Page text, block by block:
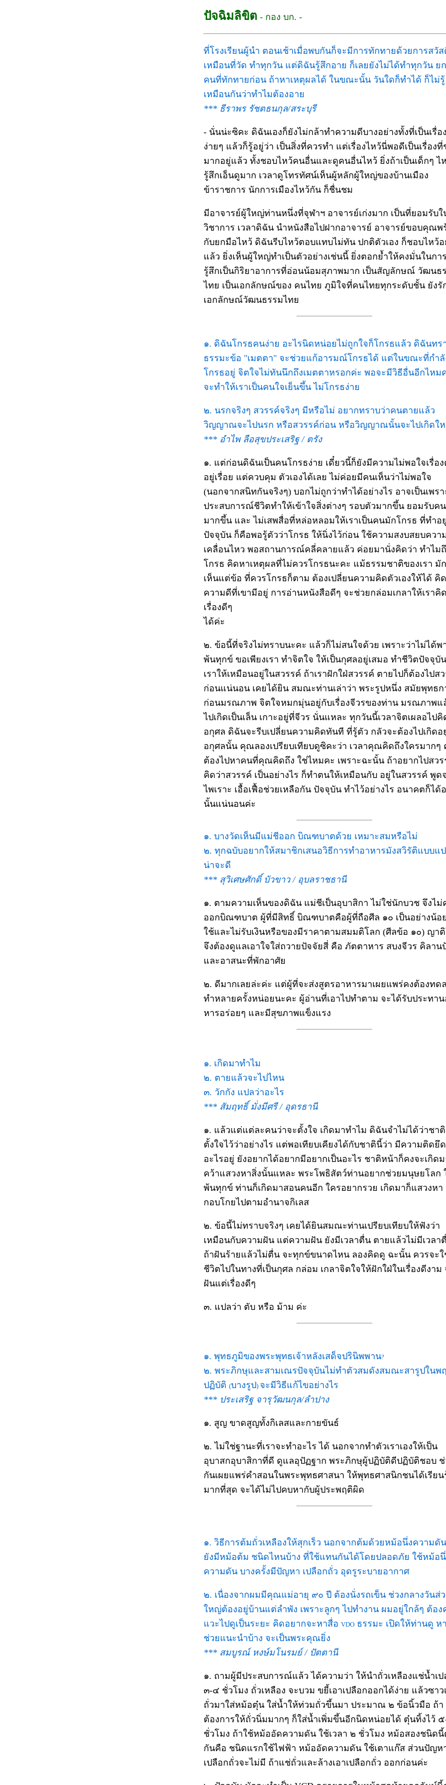
ปัจฉิมลิขิต - กอง บก. -
ที่โรงเรียนผู้นำ ตอนเช้าเมื่อพบกันก็จะมีการทักทายด้วยการสวัส
เหมือนที่วัด ทำทุกวัน แต่ดิฉันรู้สึกอาย ก็เลยยังไม่ได้ทำทุกวัน ย
คนที่ทักทายก่อน ถ้าหาเหตุผลได้ ในขณะนั้น วันใดก็ทำได้ ก็ไม่รู้
เหมือนกันว่าทำไมต้องอาย
*** ธีราพร รัชตธนกุล/สระบุรี
- นั่นน่ะซิคะ ดิฉันเองก็ยังไม่กล้าทำความดีบางอย่างทั้งที่เป็นเรื่อง
ง่ายๆ แล้วก็รู้อยู่ว่า เป็นสิ่งที่ควรทำ แต่เรื่องไหว้นี่พอดีเป็นเรื่อง
มากอยู่แล้ว ทั้งชอบไหว้คนอื่นและดูคนอื่นไหว้ ยิ่งถ้าเป็นเด็กๆ ไ
รู้สึกเอ็นดูมาก เวลาดูโทรทัศน์เห็นผู้หลักผู้ใหญ่ของบ้านเมือง
ข้าราชการ นักการเมืองไหว้กัน ก็ชื่นชม
มีอาจารย์ผู้ใหญ่ท่านหนึ่งที่จุฬาฯ อาจารย์เก่งมาก เป็นที่ยอมรับใ
วิชาการ เวลาดิฉัน นำหนังสือไปฝากอาจารย์ อาจารย์ขอบคุณพ
กับยกมือไหว้ ดิฉันรีบไหว้ตอบแทบไม่ทัน ปกติตัวเอง ก็ชอบไหว้อ
แล้ว ยิ่งเห็นผู้ใหญ่ทำเป็นตัวอย่างเช่นนี้ ยิ่งตอกย้ำให้คงมั่นในกา
รู้สึกเป็นกิริยาอาการที่อ่อนน้อมสุภาพมาก เป็นสัญลักษณ์ วัฒนธ
ไทย เป็นเอกลักษณ์ของ คนไทย ภูมิใจที่คนไทยทุกระดับชั้น ยังรั
เอกลักษณ์วัฒนธรรมไทย
๑. ดิฉันโกรธคนง่าย อะไรนิดหน่อยไม่ถูกใจก็โกรธแล้ว ดิฉันทร
ธรรมะข้อ "เมตตา" จะช่วยแก้อารมณ์โกรธได้ แต่ในขณะที่กำลั
โกรธอยู่ จิตใจไม่ทันนึกถึงเมตตาหรอกค่ะ พอจะมีวิธีอื่นอีกไหม
จะทำให้เราเป็นคนใจเย็นขึ้น ไม่โกรธง่าย
๒. นรกจริงๆ สวรรค์จริงๆ มีหรือไม่ อยากทราบว่าคนตายแล้ว
วิญญาณจะไปนรก หรือสวรรค์ก่อน หรือวิญญาณนั้นจะไปเกิดให
*** อำไพ ลือสุขประเสริฐ / ตรัง
๑. แต่ก่อนดิฉันเป็นคนโกรธง่าย เดี๋ยวนี้ก็ยังมีความไม่พอใจเรื่อง
อยู่เรื่อย แต่ควบคุม ตัวเองได้เลย ไม่ค่อยมีคนเห็นว่าไม่พอใจ
(นอกจากสนิทกันจริงๆ) บอกไม่ถูกว่าทำได้อย่างไร อาจเป็นเพรา
ประสบการณ์ชีวิตทำให้เข้าใจสิ่งต่างๆ รอบตัวมากขึ้น ยอมรับค
มากขึ้น และ ไม่เสพสื่อที่หล่อหลอมให้เราเป็นคนมักโกรธ ที่ทำอ
ปัจจุบัน ก็คือพอรู้ตัวว่าโกรธ ให้นิ่งไว้ก่อน ใช้ความสงบสยบควา
เคลื่อนไหว พอสถานการณ์คลี่คลายแล้ว ค่อยมานั่งคิดว่า ทำไม
โกรธ คิดหาเหตุผลที่ไม่ควรโกรธนะคะ แม้ธรรมชาติของเรา มั
เห็นแต่ข้อ ที่ควรโกรธก็ตาม ต้องเปลี่ยนความคิดตัวเองให้ได้ คิ
ความดีที่เขามีอยู่ การอ่านหนังสือดีๆ จะช่วยกล่อมเกลาให้เราคิ
เรื่องดีๆ
ได้ค่ะ
๒. ข้อนี้ที่จริงไม่ทราบนะคะ แล้วก็ไม่สนใจด้วย เพราะว่าไม่ได้พ
พ้นทุกข์ ขอเพียงเรา ทำจิตใจ ให้เป็นกุศลอยู่เสมอ ทำชีวิตปัจจุบั
เราให้เหมือนอยู่ในสวรรค์ ถ้าเราฝักใฝ่สวรรค์ ตายไปก็ต้องไปส
ก่อนแน่นอน เคยได้ยิน สมณะท่านเล่าว่า พระรูปหนึ่ง สมัยพุทธก
ก่อนมรณภาพ จิตใจหมกมุ่นอยู่กับเรื่องจีวรของท่าน มรณภาพแ
ไปเกิดเป็นเล็น เกาะอยู่ที่จีวร นั่นแหละ ทุกวันนี้เวลาจิตเผลอไปคิ
อกุศล ดิฉันจะรีบเปลี่ยนความคิดทันที ที่รู้ตัว กลัวจะต้องไปเกิดอ
อกุศลนั้น คุณลองเปรียบเทียบดูซิคะว่า เวลาคุณคิดถึงใครมากๆ
ต้องไปหาคนที่คุณคิดถึง ใช่ไหมคะ เพราะฉะนั้น ถ้าอยากไปสวร
คิดว่าสวรรค์ เป็นอย่างไร ก็ทำตนให้เหมือนกับ อยู่ในสวรรค์ พูด
ไพเราะ เอื้อเฟื้อช่วยเหลือกัน ปัจจุบัน ทำไว้อย่างไร อนาคตก็ได้
นั้นแน่นอนค่ะ
๑. บางวัดเห็นมีแม่ชีออก บิณฑบาตด้วย เหมาะสมหรือไม่
๒. ทุกฉบับอยากให้สมาชิกเสนอวิธีการทำอาหารมังสวิรัติแบบแ
น่าจะดี
*** สุวิเศษศักดิ์ บัวขาว / อุบลราชธานี
๑. ตามความเห็นของดิฉัน แม่ชีเป็นอุบาสิกา ไม่ใช่นักบวช จึงไม่
ออกบิณฑบาต ผู้ที่มีสิทธิ์ บิณฑบาตคือผู้ที่ถือศีล ๑๐ เป็นอย่างน้อ
ใช้และไม่รับเงินหรือของมีราคาตามสมมติโลก (ศีลข้อ ๑๐) ญา
จึงต้องดูแลเอาใจใส่ถวายปัจจัยสี่ คือ ภัตตาหาร สบงจีวร คิลาน
และอาสนะที่พักอาศัย
๒. ดีมากเลยล่ะค่ะ แต่ผู้ที่จะส่งสูตรอาหารมาเผยแพร่คงต้องทด
ทำหลายครั้งหน่อยนะคะ ผู้อ่านที่เอาไปทำตาม จะได้รับประทาน
หารอร่อยๆ และมีสุขภาพแข็งแรง
๑. เกิดมาทำไม
๒. ตายแล้วจะไปไหน
๓. วักกัง แปลว่าอะไร
*** สัมฤทธิ์ มั่งมีศรี / อุดรธานี
๑. แล้วแต่แต่ละคนว่าจะตั้งใจ เกิดมาทำไม ดิฉันจำไม่ได้ว่าชา
ตั้งใจไว้ว่าอย่างไร แต่พอเทียบเคียงได้กับชาตินี้ว่า มีความติดยึด
อะไรอยู่ ยังอยากได้อยากมีอยากเป็นอะไร ชาติหน้าก็คงจะเกิด
คว้าแสวงหาสิ่งนั้นแหละ พระโพธิสัตว์ท่านอยากช่วยมนุษยโลก
พ้นทุกข์ ท่านก็เกิดมาสอนคนอีก ใครอยากรวย เกิดมาก็แสวงหา
กอบโกยไปตามอำนาจกิเลส
๒. ข้อนี้ไม่ทราบจริงๆ เคยได้ยินสมณะท่านเปรียบเทียบให้ฟังว่า
เหมือนกับความฝัน แต่ความฝัน ยังมีเวลาตื่น ตายแล้วไม่มีเวลา
ถ้าฝันร้ายแล้วไม่ตื่น จะทุกข์ขนาดไหน ลองคิดดู ฉะนั้น ควรจะ
ชีวิตไปในทางที่เป็นกุศล กล่อม เกลาจิตใจให้ฝักใฝ่ในเรื่องดีงาม
ฝันแต่เรื่องดีๆ
๓. แปลว่า ตับ หรือ ม้าม ค่ะ
๑. พุทธภูมิของพระพุทธเจ้าหลังเสด็จปรินิพพาน?
๒. พระภิกษุและสามเณรปัจจุบันไม่ทำตัวสมดังสมณะสารูปในพ
ปฏิบัติ (บางรูป) จะมีวิธีแก้ไขอย่างไร
*** ประเสริฐ จารุวัฒนกุล/ลำปาง
๑. สูญ ขาดสูญทั้งกิเลสและกายขันธ์
๒. ไม่ใช่ฐานะที่เราจะทำอะไร ได้ นอกจากทำตัวเราเองให้เป็น
อุบาสกอุบาสิกาที่ดี ดูแลอุปัฏฐาก พระภิกษุผู้ปฏิบัติดีปฏิบัติชอบ ช่
กันเผยแพร่คำสอนในพระพุทธศาสนา ให้พุทธศาสนิกชนได้เรียน
มากที่สุด จะได้ไม่ไปคบหากับผู้ประพฤติผิด
๑. วิธีการต้มถั่วเหลืองให้สุกเร็ว นอกจากต้มด้วยหม้อนึ่งความดั
ยังมีหม้อต้ม ชนิดไหนบ้าง ที่ใช้แทนกันได้โดยปลอดภัย ใช้หม้อ
ความดัน บางครั้งมีปัญหา เปลือกถั่ว อุดรูระบายอากาศ
๒. เนื่องจากผมมีคุณแม่อายุ ๙๐ ปี ต้องนั่งรถเข็น ช่วงกลางวันส่
ใหญ่ต้องอยู่บ้านแต่ลำพัง เพราะลูกๆ ไปทำงาน ผมอยู่ใกล้ๆ ต้อง
แวะไปดูเป็นระยะ คิดอยากจะหาสื่อ VDO ธรรมะ เปิดให้ท่านดู ห
ช่วยแนะนำบ้าง จะเป็นพระคุณยิ่ง
*** สมบูรณ์ หงษ์มโนรมย์ / ปัตตานี
๑. ถามผู้มีประสบการณ์แล้ว ได้ความว่า ให้นำถั่วเหลืองแช่น้ำเป
๓-๔ ชั่วโมง ถั่วเหลือง จะบวม ขยี้เอาเปลือกออกได้ง่าย แล้วซาว
ถั่วมาใส่หม้อตุ๋น ใส่น้ำให้ท่วมถั่วขึ้นมา ประมาณ ๒ ข้อนิ้วมือ ถ้า
ต้องการให้ถั่วนิ่มมากๆ ก็ใส่น้ำเพิ่มขึ้นอีกนิดหน่อยได้ ตุ๋นทิ้งไว้
ชั่วโมง ถ้าใช้หม้ออัดความดัน ใช้เวลา ๒ ชั่วโมง หม้อสองชนิดนี้
กันคือ ชนิดแรกใช้ไฟฟ้า หม้ออัดความดัน ใช้เตาแก๊ส ส่วนปัญห
เปลือกถั่วจะไม่มี ถ้าแช่ถั่วและล้างเอาเปลือกถั่ว ออกก่อนค่ะ